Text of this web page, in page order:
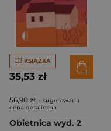
KSIĄŻKA
35,53 zł
56,90 zł - sugerowana
cena detaliczna
Obietnica wyd. 2